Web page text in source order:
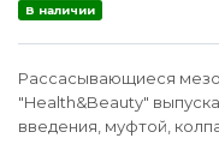
В наличии
Рассасывающиеся
"Health&Beauty"
введения, муфтой,